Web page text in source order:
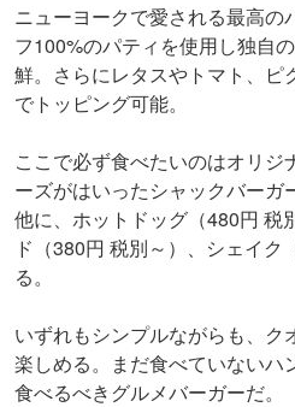
ニューヨークで愛される最高の
フ100%のパティを使用し独自
鮮。さらにレタスやトマト、ピ
でトッピング可能。
ここで必ず食べたいのはオリジ
ーズがはいったシャックバーガ
他に、ホットドッグ（480円 税
ド（380円 税別～）、シェイク
る。
いずれもシンプルながらも​、​ク
楽しめる。まだ食べていないハ
食べるべきグルメバーガーだ。